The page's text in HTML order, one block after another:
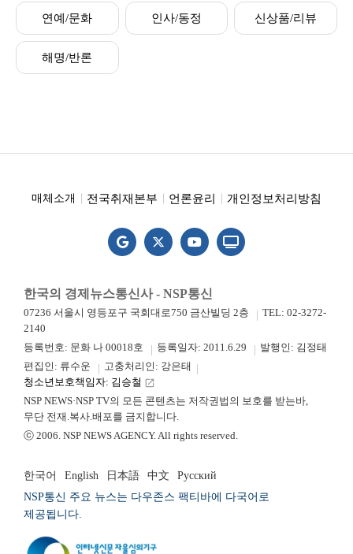
연예/문화 인사/동정 신상품/리뷰
해명/반론
매체소개 전국취재본부 언론윤리 개인정보처리방침
한국의 경제뉴스통신사 - NSP통신
07236 서울시 영등포구 국회대로750 금산빌딩 2층
TEL: 02-3272-
2140
등록번호: 문화 나 00018호
등록일자: 2011.6.29
발행인: 김정태
편집인: 류수운
고충처리인: 강은태
청소년보호책임자: 김승철 launch
NSP NEWS·NSP TV의 모든 콘텐츠는 저작권법의 보호를 받는바,
무단 전재.복사.배포를 금지합니다.
ⓒ 2006. NSP NEWS AGENCY. All rights reserved.
한국어 English 日本語 中文
Русский
NSP통신 주요 뉴스는 다우존스 팩티바에 다국어로
제공됩니다.